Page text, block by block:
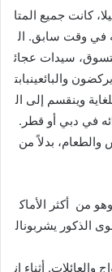
كانت جميع المتا
في وقت سابق. ال
سيدات عجائ
والبائعينبابت
وينقسم إلى ال
في دبي أو قطر.
والطعام، بدلاً من
من أكثر الأماك
الذكور يشربونال
والعائلات. أثناء ان